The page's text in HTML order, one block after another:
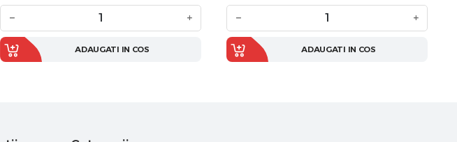
− +
ADAUGATI IN COS
− +
ADAUGATI IN COS